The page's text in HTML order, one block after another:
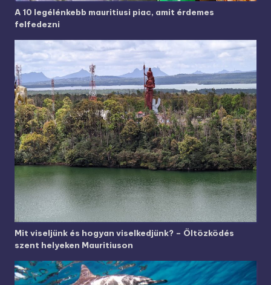
A 10 legélénkebb mauritiusi piac, amit érdemes
felfedezni
Mit viseljünk és hogyan viselkedjünk? – Öltözködés
szent helyeken Mauritiuson